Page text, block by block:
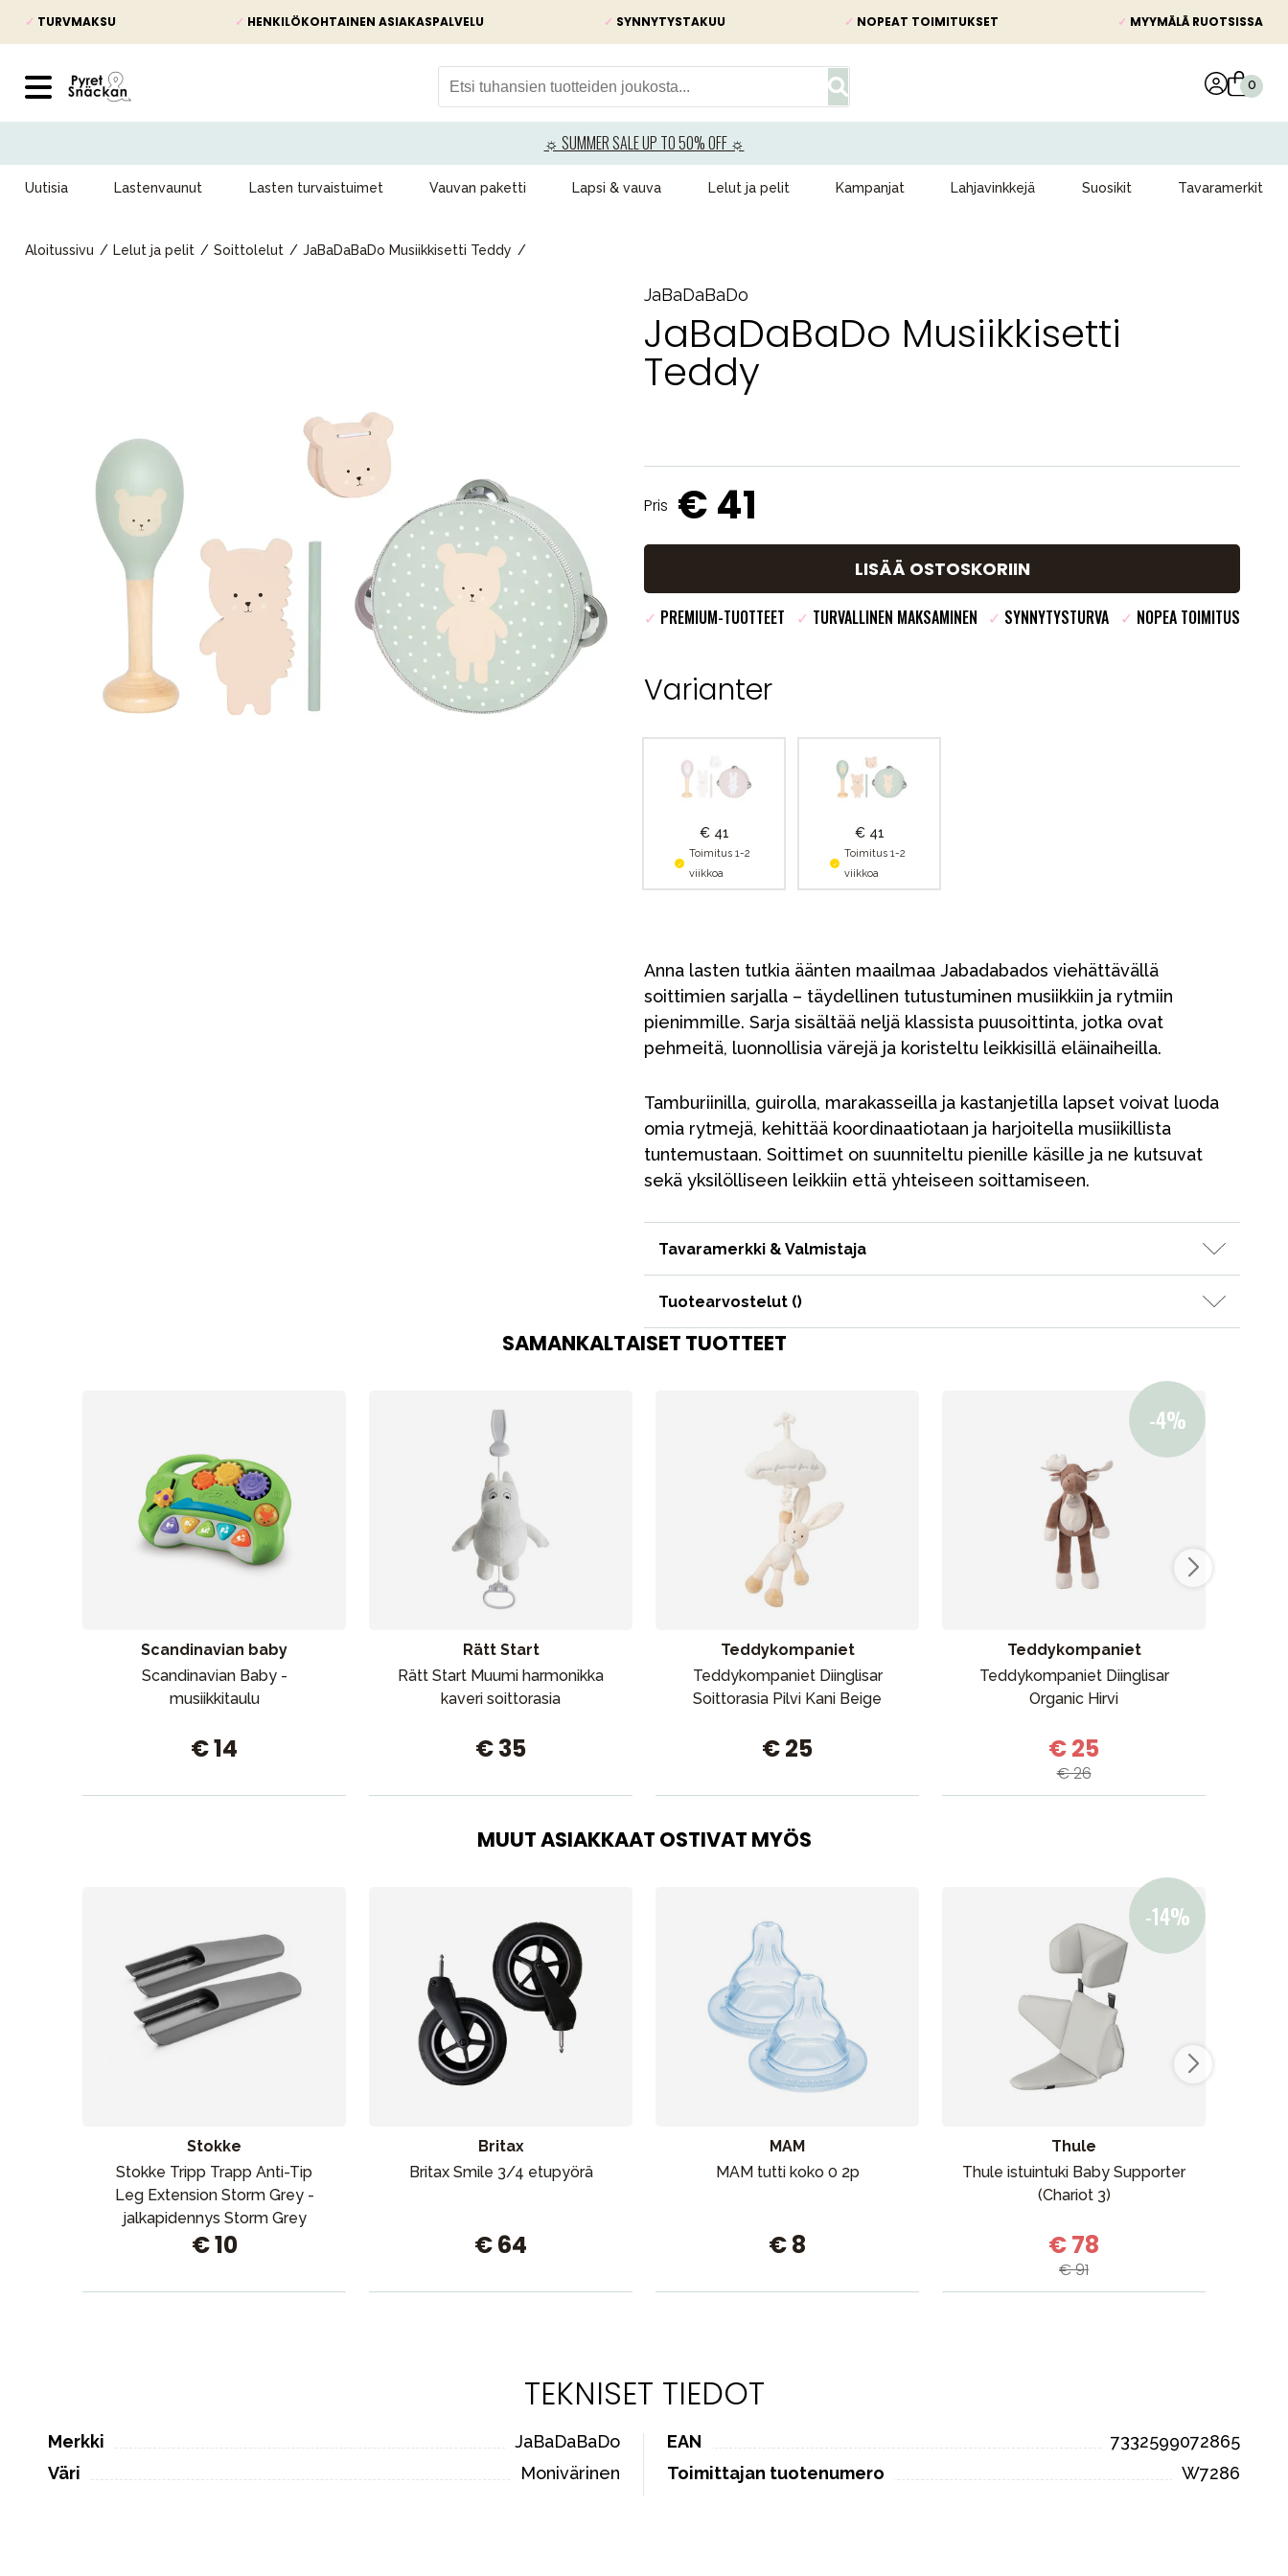
✓ TURVMAKSU ✓ HENKILÖKOHTAINEN ASIAKASPALVELU ✓ SYNNYTYSTAKUU ✓ NOPEAT TOIMITUKSET ✓ MYYMÄLÄ RUOTSISSA
☼ SUMMER SALE UP TO 50% OFF ☼
Uutisia Lastenvaunut Lasten turvaistuimet Vauvan paketti Lapsi & vauva Lelut ja pelit Kampanjat Lahjavinkkejä Suosikit Tavaramerkit
Aloitussivu Lelut ja pelit Soittolelut JaBaDaBaDo Musiikkisetti Teddy
JaBaDaBaDo
JaBaDaBaDo Musiikkisetti
Teddy
Pris € 41
LISÄÄ OSTOSKORIIN
✓ PREMIUM-TUOTTEET ✓ TURVALLINEN MAKSAMINEN ✓ SYNNYTYSTURVA ✓ NOPEA TOIMITUS
Varianter
€ 41
Toimitus 1-2
viikkoa
€ 41
Toimitus 1-2
viikkoa
Anna lasten tutkia äänten maailmaa Jabadabados viehättävällä
soittimien sarjalla – täydellinen tutustuminen musiikkiin ja rytmiin
pienimmille. Sarja sisältää neljä klassista puusoittinta, jotka ovat
pehmeitä, luonnollisia värejä ja koristeltu leikkisillä eläinaiheilla.
Tamburiinilla, guirolla, marakasseilla ja kastanjetilla lapset voivat luoda
omia rytmejä, kehittää koordinaatiotaan ja harjoitella musiikillista
tuntemustaan. Soittimet on suunniteltu pienille käsille ja ne kutsuvat
sekä yksilölliseen leikkiin että yhteiseen soittamiseen.
Tavaramerkki & Valmistaja
Tuotearvostelut ()
SAMANKALTAISET TUOTTEET
Scandinavian baby
Scandinavian Baby -
musiikkitaulu
€ 14
Rätt Start
Rätt Start Muumi harmonikka
kaveri soittorasia
€ 35
Teddykompaniet
Teddykompaniet Diinglisar
Soittorasia Pilvi Kani Beige
€ 25
Teddykompaniet
Teddykompaniet Diinglisar
Organic Hirvi
€ 25
€ 26
MUUT ASIAKKAAT OSTIVAT MYÖS
Stokke
Stokke Tripp Trapp Anti-Tip
Leg Extension Storm Grey -
jalkapidennys Storm Grey
€ 10
Britax
Britax Smile 3/4 etupyörä
€ 64
MAM
MAM tutti koko 0 2p
€ 8
Thule
Thule istuintuki Baby Supporter
(Chariot 3)
€ 78
€ 91
TEKNISET TIEDOT
Merkki
JaBaDaBaDo
Väri
Monivärinen
EAN
7332599072865
Toimittajan tuotenumero
W7286
Vauvan paketti
Lapsi & vauva
Lelut ja pelit
Huonekalut & vuodevaatteet
Tavaramerkit
Outlet Opas Ota meihin yhteyttä osoitteessa Myymälämme